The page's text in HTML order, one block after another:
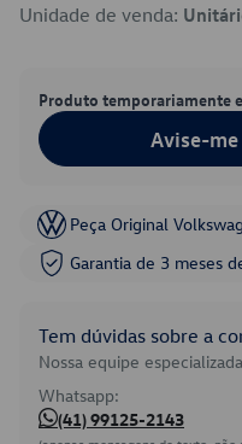
Unidade de venda:
Produto temporariamente
Avise-
Peça Original
Garantia de 3 meses
Tem dúvidas sobre a
Nossa equipe
Whatsapp:
(41) 99125-2143